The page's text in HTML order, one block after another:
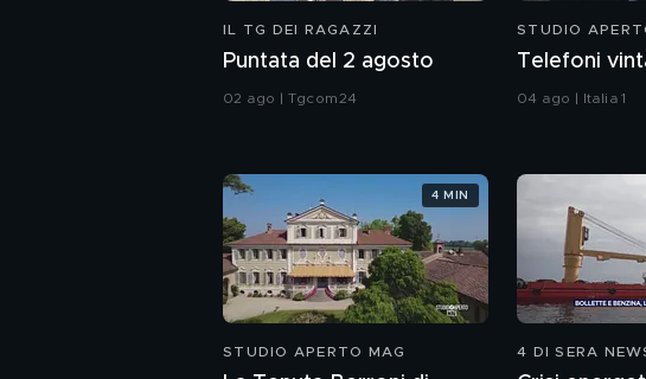
IL TG DEI RAGAZZI
Puntata del 2 agosto
02 ago | Tgcom24
STUDIO
Telefoni
04 ago | Italia 1
STUDIO APERTO MAG
4 MIN
4 DI SERA